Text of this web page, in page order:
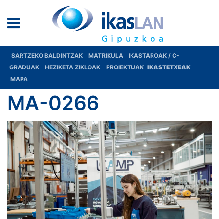
SARTZEKO BALDINTZAK MATRIKULA
IKASTAROAK / C-
GRADUAK
HEZIKETA ZIKLOAK PROIEKTUAK IKASTETXEAK
MAPA
MA-0266